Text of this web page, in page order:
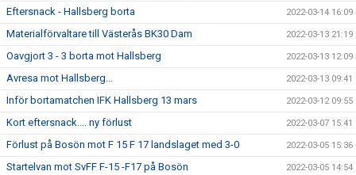
Eftersnack - Hallsberg borta 2022-03-14 16:09
Materialförvaltare till Västerås BK30 Dam 2022-03-13 21:19
Oavgjort 3 - 3 borta mot Hallsberg 2022-03-13 12:09
Avresa mot Hallsberg... 2022-03-13 09:41
Inför bortamatchen IFK Hallsberg 13 mars 2022-03-12 09:55
Kort eftersnack.... ny förlust 2022-03-07 15:41
Förlust på Bosön mot F 15 F 17 landslaget med 3-0 2022-03-05 15:36
Startelvan mot SvFF F-15 -F17 på Bosön 2022-03-05 14:54